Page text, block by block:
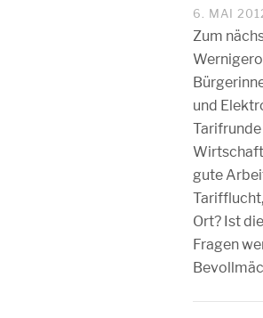
6. MAI
Zum
und
Wirtschaft
gute
Ort? Ist
Fragen